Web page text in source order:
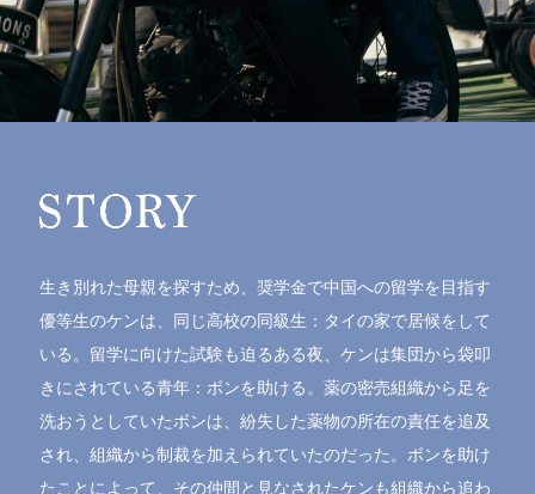
生き別れた母親を探すため、奨学金で中国への留学を目指す
優等生のケンは、同じ高校の同級生：タイの家で居候をして
いる。留学に向けた試験も迫るある夜、ケンは集団から袋叩
きにされている青年：ボンを助ける。薬の密売組織から足を
洗おうとしていたボンは、紛失した薬物の所在の責任を追及
され、組織から制裁を加えられていたのだった。ボンを助け
たことによって、その仲間と見なされたケンも組織から追わ